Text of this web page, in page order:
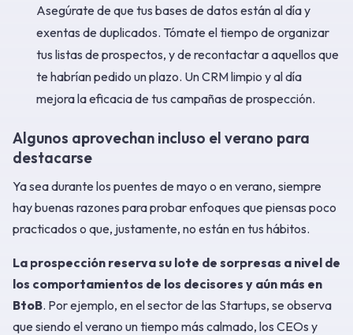
Asegúrate de que tus bases de datos están al día y
exentas de duplicados. Tómate el tiempo de organizar
tus listas de prospectos, y de recontactar a aquellos que
te habrían pedido un plazo. Un CRM limpio y al día
mejora la eficacia de tus campañas de prospección.
Algunos aprovechan incluso el verano para
destacarse
Ya sea durante los puentes de mayo o en verano, siempre
hay buenas razones para probar enfoques que piensas poco
practicados o que, justamente, no están en tus hábitos.
La prospección reserva su lote de sorpresas a nivel de
los comportamientos de los decisores y aún más en
BtoB. Por ejemplo, en el sector de las Startups, se observa
que siendo el verano un tiempo más calmado, los CEOs y